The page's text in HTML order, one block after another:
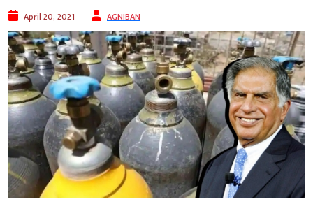
April 20, 2021 AGNIBAN